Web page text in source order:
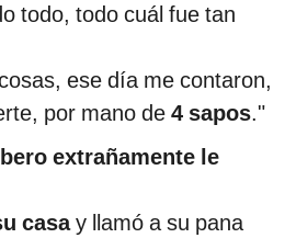
todo, todo cuál fue tan
ese día me contaron,
por mano de 4 sapos."
extrañamente le
casay llamó a su pana